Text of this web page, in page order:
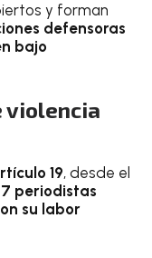
y forman
defensoras
bajo
violencia
19, desde el
periodistas
su labor